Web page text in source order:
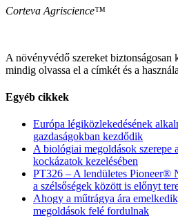
Corteva Agriscience™
A növényvédő szereket biztonságosan
mindig olvassa el a címkét és a
Egyéb cikkek
Európa légiközlekedésének
gazdaságokban kezdődik
A biológiai megoldások szerepe
kockázatok kezelésében
PT326 – A lendületes Pioneer®
a szélsőségek között is előnyt
Ahogy a műtrágya ára
megoldások felé fordulnak